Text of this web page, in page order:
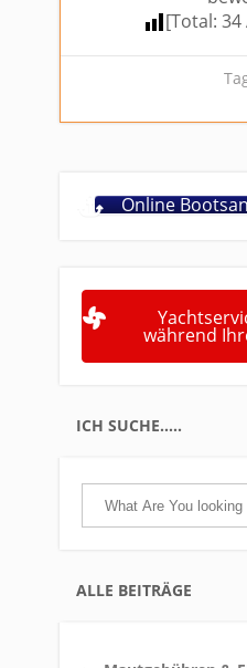
[Total: 34
Online
während
ICH SUCHE…..
ALLE BEITRÄGE